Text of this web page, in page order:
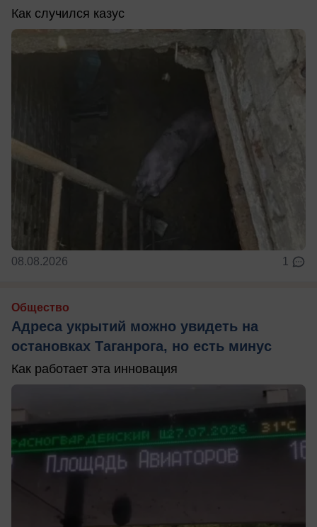
Как случился казус
08.08.2026 1
Общество
Адреса укрытий можно увидеть на
остановках Таганрога, но есть минус
Как работает эта инновация